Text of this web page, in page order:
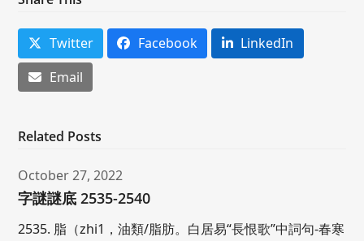
Twitter Facebook
LinkedIn
Email
Related Posts
October 27, 2022
字謎謎底 2535-2540
2535. 脂（zhi1，油類/脂肪。白居易“長恨歌”中詞句-春寒